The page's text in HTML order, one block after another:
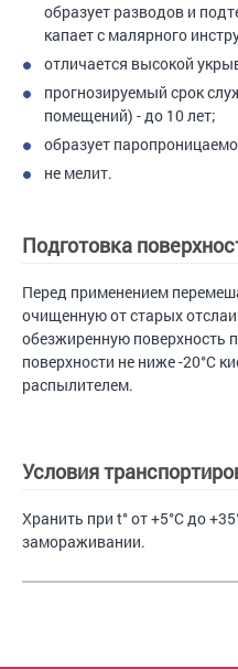
образует разводов и
капает с малярного
отличается высокой
прогнозируемый срок
помещений) - до 10 лет;
образует
не мелит.
Подготовка
Перед применением
очищенную от старых
обезжиренную поверхность
поверхности не ниже -20°С
распылителем.
Условия
Хранить при t° от +5°С до
замораживании.